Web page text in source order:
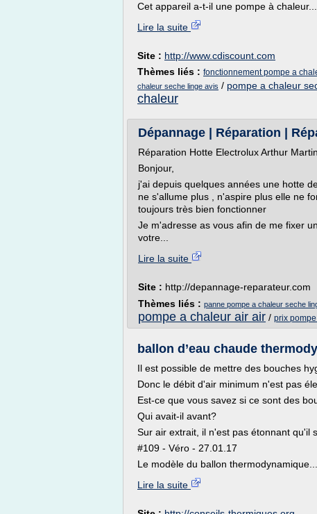
Cet appareil a-t-il une pompe à chaleur...
Lire la suite
Site : http://www.cdiscount.com
Thèmes liés : fonctionnement pompe a
chaleur seche linge avis / pompe a chaleur
chaleur
Dépannage | Réparation |
Réparation Hotte Electrolux Arthur
Bonjour,
j'ai depuis quelques années une hotte
ne s'allume plus , n'aspire plus elle ne
toujours très bien fonctionner
Je m'adresse as vous afin de me fixer
votre...
Lire la suite
Site : http://depannage-reparateur.com
Thèmes liés : panne pompe a chaleur seche
pompe a chaleur air air / prix
ballon d’eau chaude
Il est possible de mettre des bouches
Donc le débit d'air minimum n'est pas
Est-ce que vous savez si ce sont des
Qui avait-il avant?
Sur air extrait, il n'est pas étonnant qu'il
#109 - Véro - 27.01.17
Le modèle du ballon thermodynamique...
Lire la suite